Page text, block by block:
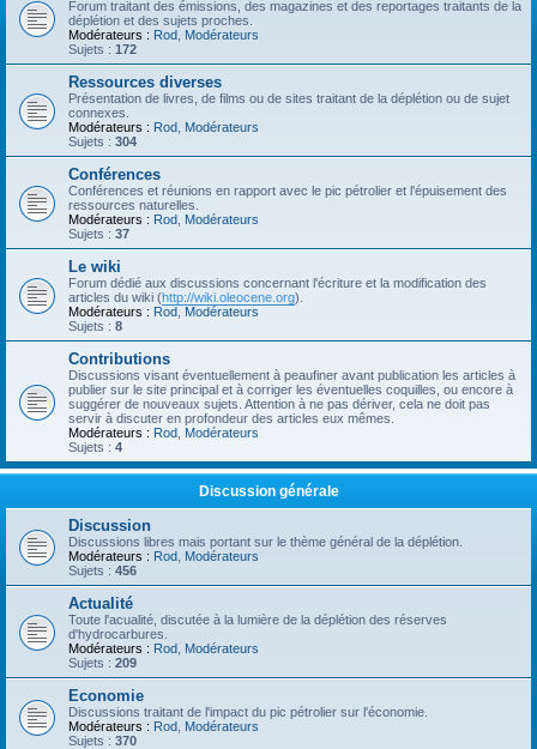
Forum traitant des émissions, des magazines et des reportages traitants de la
déplétion et des sujets proches.
Modérateurs : Rod Modérateurs
Sujets : 172
Ressources diverses
Présentation de livres, de films ou de sites traitant de la déplétion ou de sujet
connexes.
Modérateurs : Rod Modérateurs
Sujets : 304
Conférences
Conférences et réunions en rapport avec le pic pétrolier et l'épuisement des
ressources naturelles.
Modérateurs : Rod Modérateurs
Sujets : 37
Le wiki
Forum dédié aux discussions concernant l'écriture et la modification des
articles du wiki (http://wiki.oleocene.org).
Modérateurs : Rod Modérateurs
Sujets : 8
Contributions
Discussions visant éventuellement à peaufiner avant publication les articles à
publier sur le site principal et à corriger les éventuelles coquilles, ou encore à
suggérer de nouveaux sujets. Attention à ne pas dériver, cela ne doit pas
servir à discuter en profondeur des articles eux mêmes.
Modérateurs : Rod Modérateurs
Sujets : 4
Discussion générale
Discussion
Discussions libres mais portant sur le thème général de la déplétion.
Modérateurs : Rod Modérateurs
Sujets : 456
Actualité
Toute l'acualité, discutée à la lumière de la déplétion des réserves
d'hydrocarbures.
Modérateurs : Rod Modérateurs
Sujets : 209
Economie
Discussions traitant de l'impact du pic pétrolier sur l'économie.
Modérateurs : Rod Modérateurs
Sujets : 370